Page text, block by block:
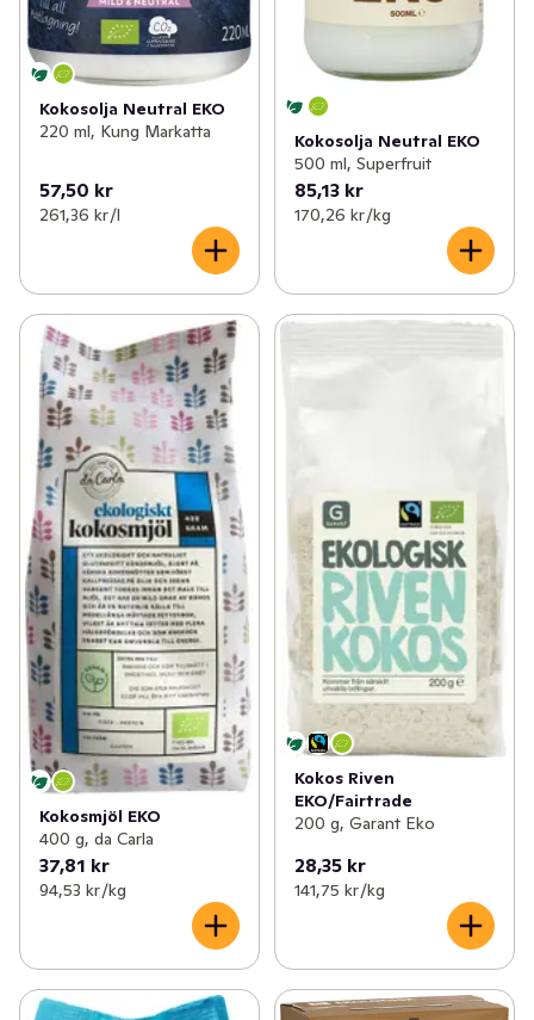
Kokosolja Neutral EKO
220 ml, Kung Markatta
57,50 kr
261,36 kr /l
Kokosolja Neutral EKO
500 ml, Superfruit
85,13 kr
170,26 kr /kg
Kokosmjöl EKO
400 g, da Carla
37,81 kr
94,53 kr /kg
Kokos Riven
EKO/Fairtrade
200 g, Garant Eko
28,35 kr
141,75 kr /kg